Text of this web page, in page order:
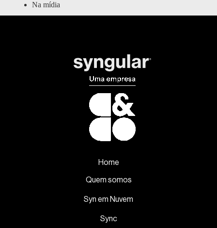
Na mídia
Home
Quem somos
Syn em Nuvem
Sync